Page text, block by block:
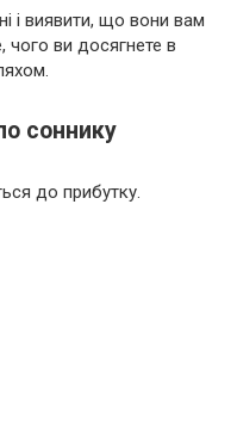
і виявити, що вони вам
чого ви досягнете в
соннику
до прибутку.